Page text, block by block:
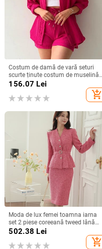
Costum de damă de vară seturi
scurte ținute costum de muselină
pentru femei 2024 îmbrăcăminte
feminină din două piese ținute cu
nasturi uni
156.07 Lei
add_shopping_cart
Moda de lux femei toamna iarna
set 2 piese coreeană tweed lână
curea roz haina de lucru
petrecere fuste costume
502.38 Lei
add_shopping_cart